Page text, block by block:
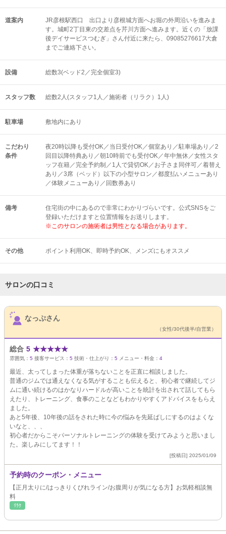
道案内
JR彦根駅西口 出口より彦根城方面へお堀の外周沿いを進みま
す。城町2丁目東の交差点を芹川方面へ進みます。近くの「放課
後デイサービスつむぎ」さん付近に来たら、09085276617大倉
までご連絡下さい。
設備 総数3(ベッド2／完全個室3)
スタッフ数 総数2人(スタッフ1人／施術者（リラク）1人)
駐車場 敷地内にあり
こだわり
条件
夜20時以降も受付OK／当日受付OK／個室あり／駐車場あり／2
回目以降特典あり／朝10時前でも受付OK／年中無休／女性スタ
ッフ在籍／完全予約制／1人で貸切OK／お子さま同伴可／着替え
あり／3席（ベッド）以下の小型サロン／都度払いメニューあり
／体験メニューあり／回数券あり
備考
住宅街の中にあるので非常にわかりづらいです。公式SNSをご
登録いただけますと位置情報をお送りします。
※このサロンの施術者は男性となる場合があります。
その他 ポイント利用OK 即時予約OK メンズにもオススメ
サロンの口コミ
サロンPick Up
なっぷさん
（女性/30代後半/自営業）
総合 5 ★★★★★
雰囲気： 5 接客サービス： 5 技術・仕上がり： 5 メニュー・料金： 4
最近、太ってしまった体重が落ちないことを正直に相談しました。
普通のジムでは通えなくなる気がすることも伝えると、初心者で継続してジ
ムに通い続けるのはかなりハードルが高いことを統計を出されて話してもら
えたり、トレーニング、食事のことなどもわかりやすくアドバイスをもらえ
ました。
あと5年後、10年後の話をされた時に今の悩みを先延ばしにするのはよくな
いなと、、、
初心者だからこそパーソナルトレーニングの体験を受けてみようと思いまし
た。楽しみにしてます！！
[投稿日] 2025/01/09
予約時のクーポン・メニュー
【正月太りに/はっきりくびれライン/お腹周りが気になる方】お気軽相談無
料
ﾘﾗｸ